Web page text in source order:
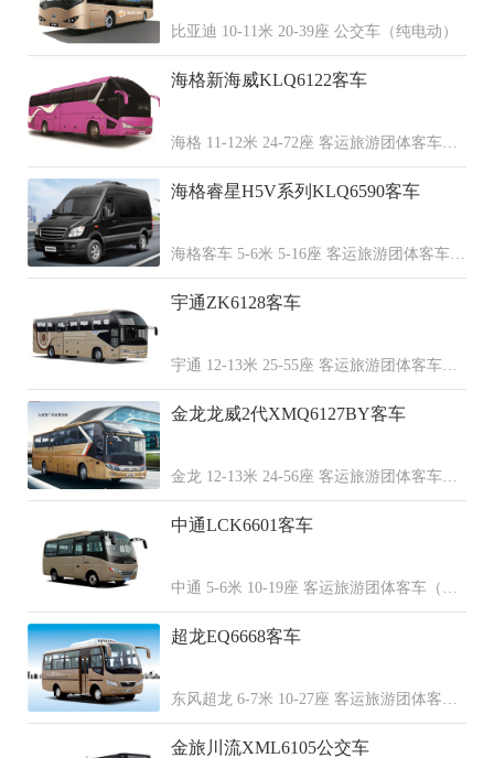
是利润”的核心价值。
比亚迪 10-11米 20-39座 公交车（纯电动）
海格新海威KLQ6122客车
海格 11-12米 24-72座 客运旅游团体客车
（柴油 天然气 混合动力）
海格睿星H5V系列KLQ6590客车
海格客车 5-6米 5-16座 客运旅游团体客车
（柴油 汽油 纯电动）
宇通ZK6128客车
宇通 12-13米 25-55座 客运旅游团体客车
（柴油 天然气）
金龙龙威2代XMQ6127BY客车
金龙 12-13米 24-56座 客运旅游团体客车
（柴油 纯电动 天然气）
中通LCK6601客车
中通 5-6米 10-19座 客运旅游团体客车（柴
油 天然气）
超龙EQ6668客车
东风超龙 6-7米 10-27座 客运旅游团体客车
（柴油 天然气）
金旅川流XML6105公交车